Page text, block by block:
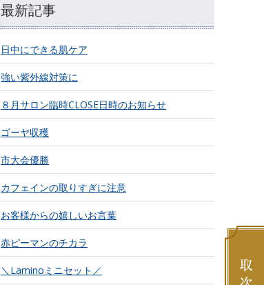
最新記事
日中にできる肌ケア
強い紫外線対策に
８月サロン臨時CLOSE日時のお知らせ
ゴーヤ収穫
市大会優勝
カフェインの取りすぎに注意
お客様からの嬉しいお言葉
赤ピーマンのチカラ
＼Laminoミニセット／